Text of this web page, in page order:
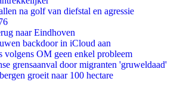
na golf van diefstal en agressie
naar Eindhoven
backdoor in iCloud aan
volgens OM geen enkel probleem
grensaanval door migranten 'gruweldaad'
groeit naar 100 hectare